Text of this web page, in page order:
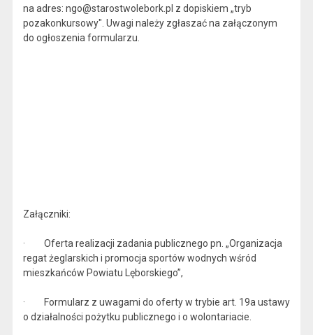
na adres: ngo@starostwolebork.pl z dopiskiem „tryb
pozakonkursowy". Uwagi należy zgłaszać na załączonym
do ogłoszenia formularzu.
Załączniki:
· Oferta realizacji zadania publicznego pn. „Organizacja
regat żeglarskich i promocja sportów wodnych wśród
mieszkańców Powiatu Lęborskiego”,
· Formularz z uwagami do oferty w trybie art. 19a ustawy
o działalności pożytku publicznego i o wolontariacie.